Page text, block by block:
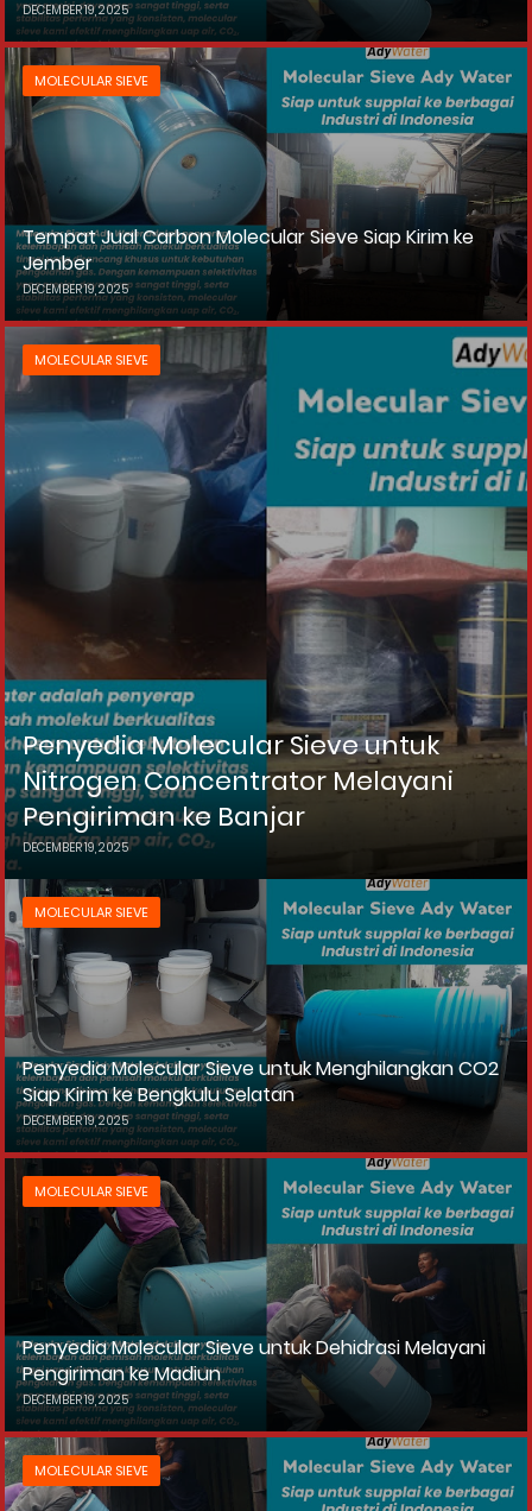
DECEMBER 19, 2025
MOLECULAR SIEVE
Tempat Jual Carbon Molecular Sieve Siap Kirim ke
Jember
DECEMBER 19, 2025
MOLECULAR SIEVE
Penyedia Molecular Sieve untuk
Nitrogen Concentrator Melayani
Pengiriman ke Banjar
DECEMBER 19, 2025
MOLECULAR SIEVE
Penyedia Molecular Sieve untuk Menghilangkan CO2
Siap Kirim ke Bengkulu Selatan
DECEMBER 19, 2025
MOLECULAR SIEVE
Penyedia Molecular Sieve untuk Dehidrasi Melayani
Pengiriman ke Madiun
DECEMBER 19, 2025
MOLECULAR SIEVE